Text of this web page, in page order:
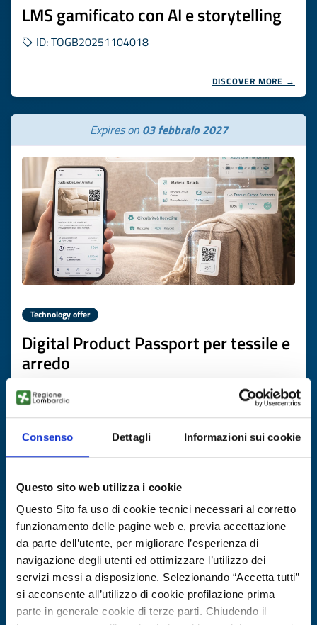
Consenso Dettagli Informazioni sui cookie
Questo sito web utilizza i cookie
Questo Sito fa uso di cookie tecnici necessari al corretto
funzionamento delle pagine web e, previa accettazione
da parte dell’utente, per migliorare l’esperienza di
navigazione degli utenti ed ottimizzare l’utilizzo dei
servizi messi a disposizione. Selezionando “Accetta tutti”
si acconsente all’utilizzo di cookie profilazione prima
parte in generale cookie di terze parti. Chiudendo il
LMS gamificato con AI e storytelling
ID: TOGB20251104018
DISCOVER MORE →
Expires on 03 febbraio 2027
Technology offer
Digital Product Passport per tessile e
arredo
ID: TOGB20251104010